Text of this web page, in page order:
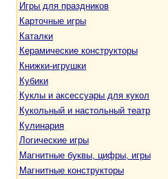
Игры для праздников
Карточные игры
Каталки
Керамические конструкторы
Книжки-игрушки
Кубики
Куклы и аксессуары для кукол
Кукольный и настольный театр
Кулинария
Логические игры
Магнитные буквы, цифры, игры
Магнитные конструкторы